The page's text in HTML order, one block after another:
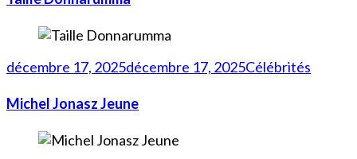
décembre 17, 2025décembre 17, 2025Célébrités
Michel Jonasz Jeune